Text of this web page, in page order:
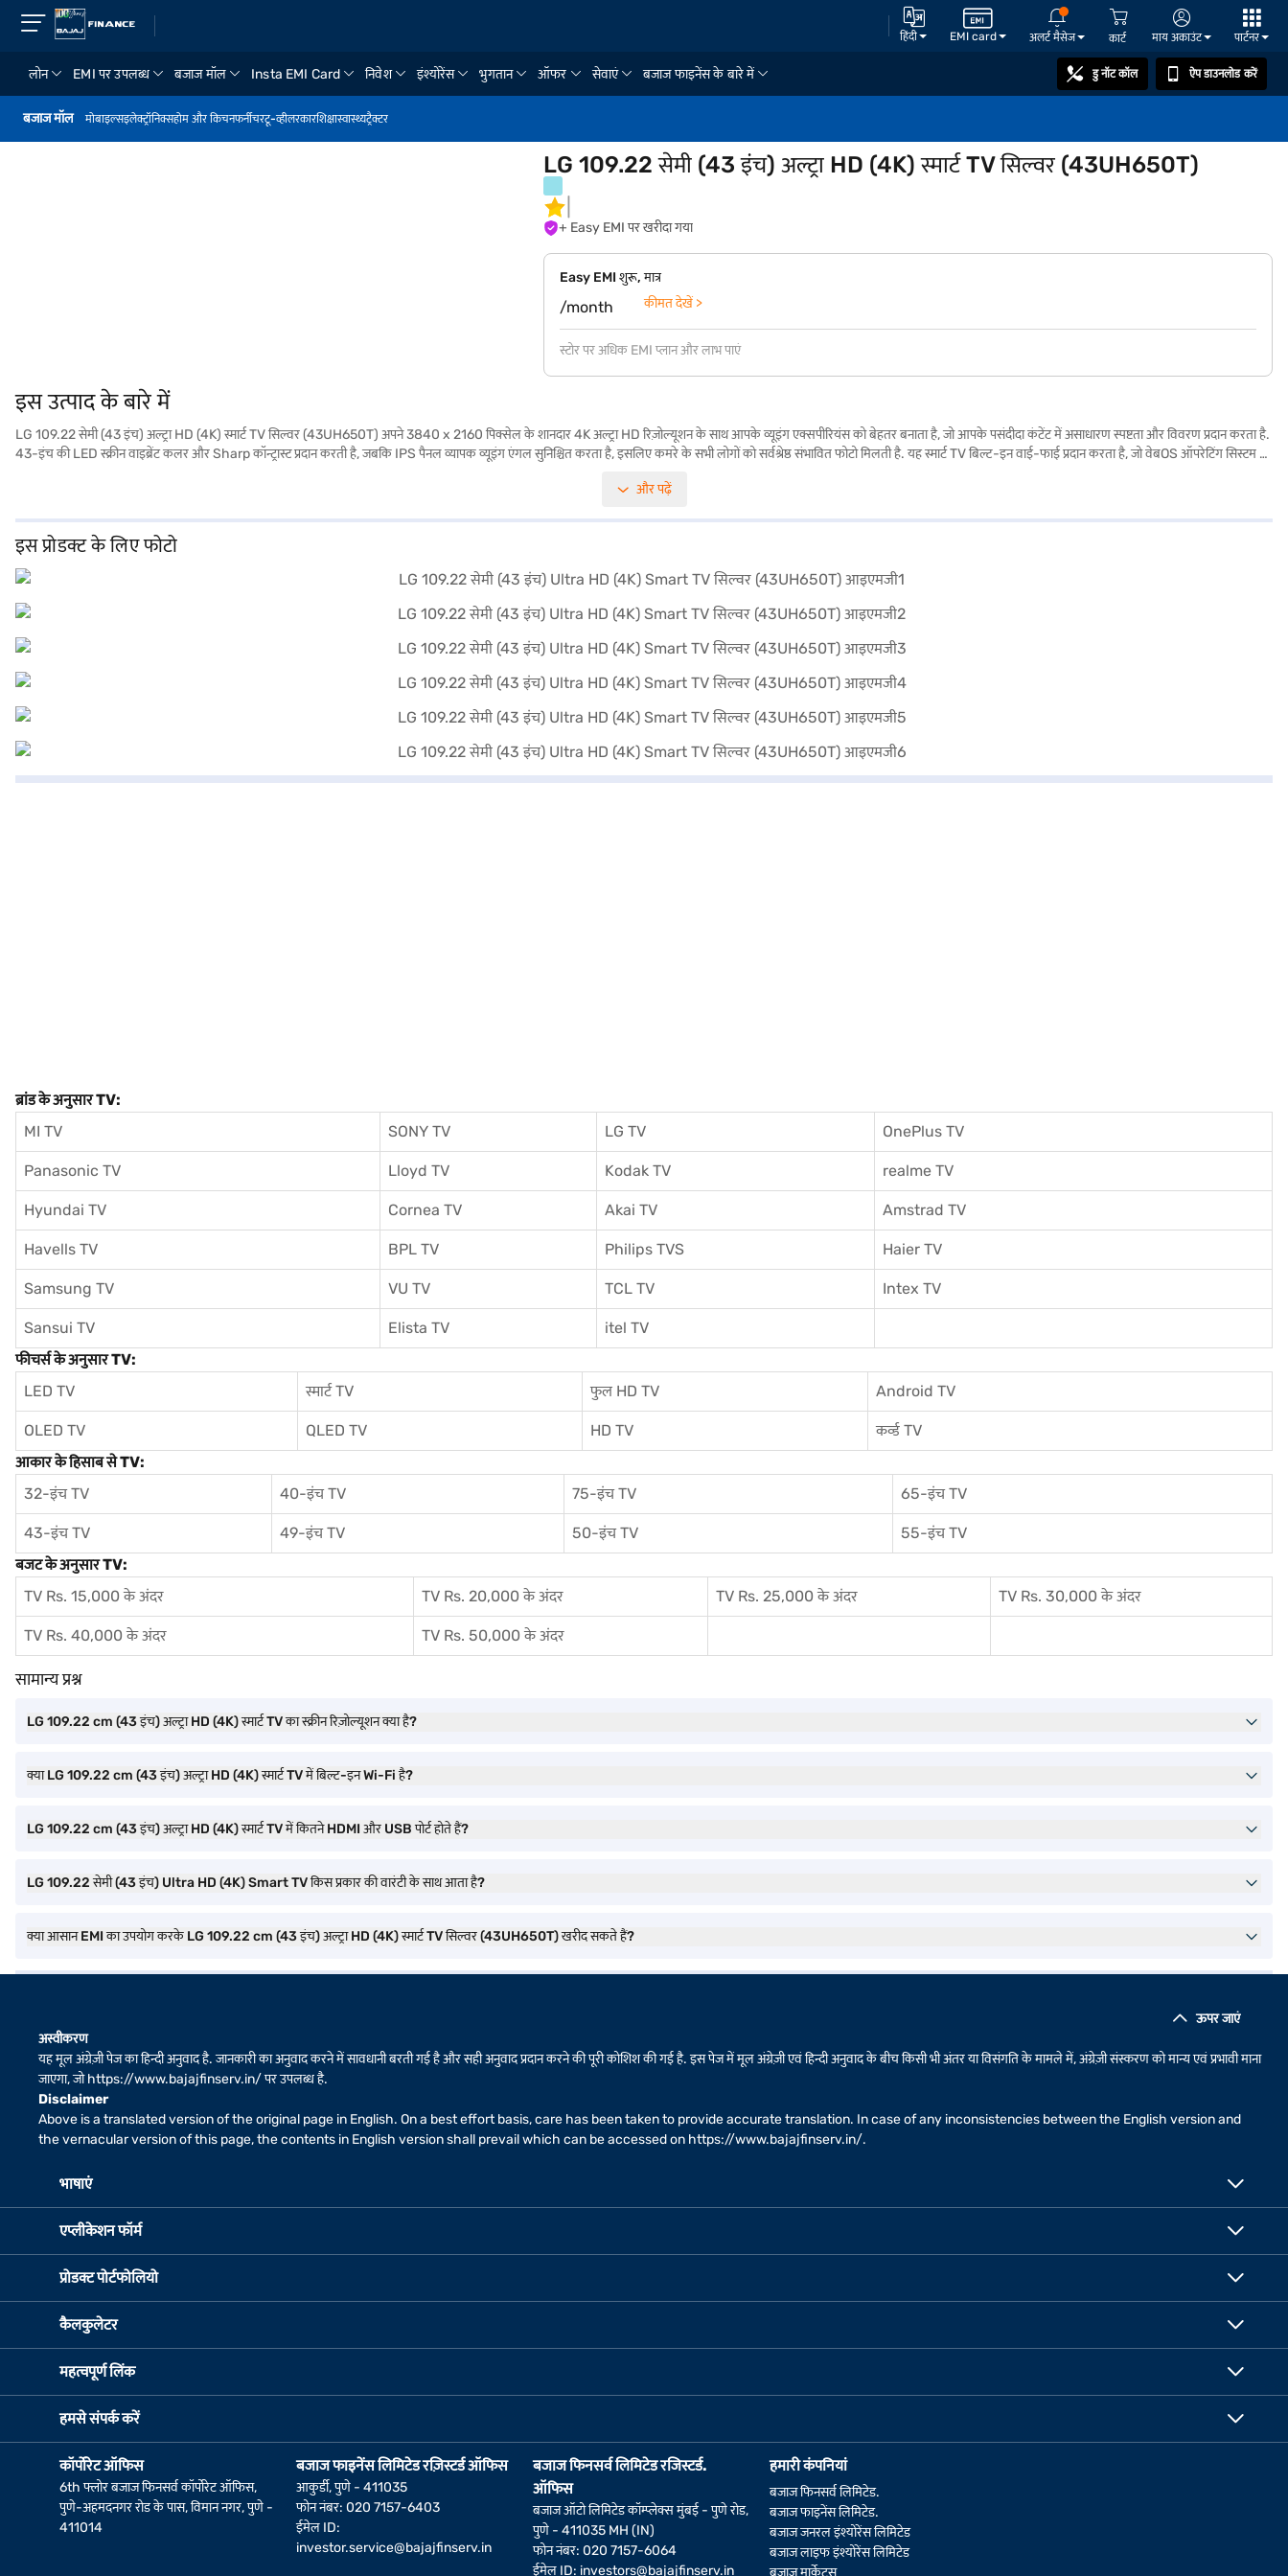
हिंदी EMI card अलर्ट मैसेज कार्ट माय अकाउंट पार्टनर
लोन EMI पर उपलब्ध बजाज मॉल Insta EMI Card निवेश इंश्योरेंस भुगतान ऑफर सेवाएं बजाज फाइनेंस के बारे में डु नॉट कॉल ऐप डाउनलोड करें
बजाज मॉल मोबाइल्सइलेक्ट्रॉनिक्सहोम और किचनफर्नीचरटू-व्हीलरकारशिक्षास्वास्थ्यट्रैक्टर
LG 109.22 सेमी (43 इंच) अल्ट्रा HD (4K) स्मार्ट TV सिल्वर (43UH650T)
+ Easy EMI पर खरीदा गया
Easy EMI शुरू, मात्र
/month कीमत देखें >
स्टोर पर अधिक EMI प्लान और लाभ पाएं
इस उत्पाद के बारे में
LG 109.22 सेमी (43 इंच) अल्ट्रा HD (4K) स्मार्ट TV सिल्वर (43UH650T) अपने 3840 x 2160 पिक्सेल के शानदार 4K अल्ट्रा HD रिज़ोल्यूशन के साथ आपके व्यूइंग एक्सपीरियंस को बेहतर बनाता है, जो आपके पसंदीदा कंटेंट में असाधारण स्पष्टता और विवरण प्रदान करता है.
43-इंच की LED स्क्रीन वाइब्रेंट कलर और Sharp कॉन्ट्रास्ट प्रदान करती है, जबकि IPS पैनल व्यापक व्यूइंग एंगल सुनिश्चित करता है, इसलिए कमरे के सभी लोगों को सर्वश्रेष्ठ संभावित फोटो मिलती है. यह स्मार्ट TV बिल्ट-इन वाई-फाई प्रदान करता है, जो वेबOS ऑपरेटिंग सिस्टम के
करें. इस LG 4K TV में स्मूथ मोशन हैंडलिंग के लिए 100Hz रिफ्रेश रेट है, जो इसे फास्ट-पेस एक्शन मूवीज़ और स्पोर्ट्स के लिए आदर्श बनाता है. पैकेज में आसान नेविगेशन के लिए TV यूनिट, रिमोट कंट्रोल, यूज़र मैनुअल और मैजिक रिमोट कंट्रोलर शामिल हैं. LG 43 इंच स्मार्ट TV 1
पर जा सकते हैं, और आसान ईएमआई के लाभ प्राप्त कर सकते हैं.
और पढ़ें
इस प्रोडक्ट के लिए फोटो
ब्रांड के अनुसार TV:
MI TV
SONY TV LG TV OnePlus TV
Panasonic TV Lloyd TV Kodak TV realme TV
Hyundai TV Cornea TV Akai TV Amstrad TV
Havells TV BPL TV Philips TVS Haier TV
Samsung TV VU TV TCL TV Intex TV
Sansui TV Elista TV
itel TV
फीचर्स के अनुसार TV:
LED TV
स्मार्ट TV फुल HD TV Android TV
OLED TV QLED TV HD TV
कर्व्ड TV
आकार के हिसाब से TV:
32-इंच TV
40-इंच TV 75-इंच TV 65-इंच TV
43-इंच TV 49-इंच TV 50-इंच TV
55-इंच TV
बजट के अनुसार TV:
TV Rs. 15,000 के अंदर
TV Rs. 20,000 के अंदर TV Rs. 25,000 के अंदर TV Rs. 30,000 के अंदर
TV Rs. 40,000 के अंदर TV Rs. 50,000 के अंदर
सामान्य प्रश्न
LG 109.22 cm (43 इंच) अल्ट्रा HD (4K) स्मार्ट TV का स्क्रीन रिज़ोल्यूशन क्या है?
क्या LG 109.22 cm (43 इंच) अल्ट्रा HD (4K) स्मार्ट TV में बिल्ट-इन Wi-Fi है?
LG 109.22 cm (43 इंच) अल्ट्रा HD (4K) स्मार्ट TV में कितने HDMI और USB पोर्ट होते हैं?
LG 109.22 सेमी (43 इंच) Ultra HD (4K) Smart TV किस प्रकार की वारंटी के साथ आता है?
क्या आसान EMI का उपयोग करके LG 109.22 cm (43 इंच) अल्ट्रा HD (4K) स्मार्ट TV सिल्वर (43UH650T) खरीद सकते हैं?
ऊपर जाएं
अस्वीकरण
यह मूल अंग्रेज़ी पेज का हिन्दी अनुवाद है. जानकारी का अनुवाद करने में सावधानी बरती गई है और सही अनुवाद प्रदान करने की पूरी कोशिश की गई है. इस पेज में मूल अंग्रेज़ी एवं हिन्दी अनुवाद के बीच किसी भी अंतर या विसंगति के मामले में, अंग्रेज़ी संस्करण को मान्य एवं प्रभावी माना
जाएगा, जोhttps://www.bajajfinserv.in/पर उपलब्ध है.
Disclaimer
Above is a translated version of the original page in English. On a best effort basis, care has been taken to provide accurate translation. In case of any inconsistencies between the English version and
the vernacular version of this page, the contents in English version shall prevail which can be accessed on https://www.bajajfinserv.in/.
भाषाएं
एप्लीकेशन फॉर्म
प्रोडक्ट पोर्टफोलियो
कैलकुलेटर
महत्वपूर्ण लिंक
हमसे संपर्क करें
कॉर्पोरेट ऑफिस
6th फ्लोर बजाज फिनसर्व कॉर्पोरेट ऑफिस,
पुणे-अहमदनगर रोड के पास, विमान नगर, पुणे -
411014
बजाज फाइनेंस लिमिटेड रज़िस्टर्ड ऑफिस
आकुर्डी, पुणे - 411035
फोन नंबर: 020 7157-6403
ईमेल ID:
investor.service@bajajfinserv.in
बजाज फिनसर्व लिमिटेड रजिस्टर्ड.
ऑफिस
बजाज ऑटो लिमिटेड कॉम्प्लेक्स मुंबई - पुणे रोड,
पुणे - 411035 MH (IN)
फोन नंबर: 020 7157-6064
ईमेल ID: investors@bajajfinserv.in
हमारी कंपनियां
बजाज फिनसर्व लिमिटेड.
बजाज फाइनेंस लिमिटेड.
बजाज जनरल इंश्योरेंस लिमिटेड
बजाज लाइफ इंश्योरेंस लिमिटेड
बजाज मार्केट्स